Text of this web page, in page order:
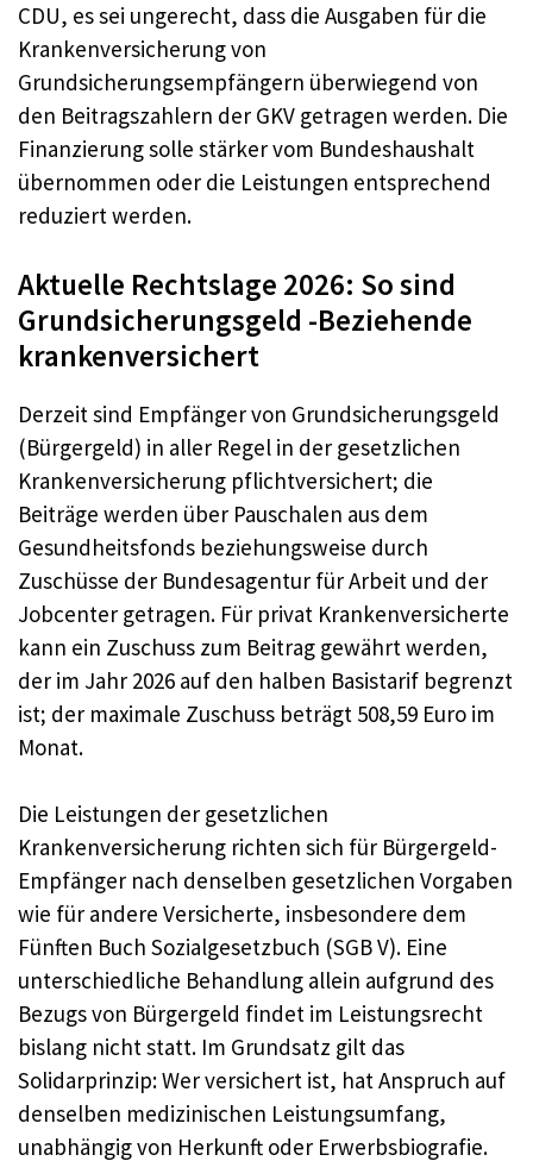
CDU, es sei ungerecht, dass die Ausgaben für die
Krankenversicherung von
Grundsicherungsempfängern überwiegend von
den Beitragszahlern der GKV getragen werden. Die
Finanzierung solle stärker vom Bundeshaushalt
übernommen oder die Leistungen entsprechend
reduziert werden.
Aktuelle Rechtslage 2026: So sind
Grundsicherungsgeld -Beziehende
krankenversichert
Derzeit sind Empfänger von Grundsicherungsgeld
(Bürgergeld) in aller Regel in der gesetzlichen
Krankenversicherung pflichtversichert; die
Beiträge werden über Pauschalen aus dem
Gesundheitsfonds beziehungsweise durch
Zuschüsse der Bundesagentur für Arbeit und der
Jobcenter getragen. Für privat Krankenversicherte
kann ein Zuschuss zum Beitrag gewährt werden,
der im Jahr 2026 auf den halben Basistarif begrenzt
ist; der maximale Zuschuss beträgt 508,59 Euro im
Monat.
Die Leistungen der gesetzlichen
Krankenversicherung richten sich für Bürgergeld-
Empfänger nach denselben gesetzlichen Vorgaben
wie für andere Versicherte, insbesondere dem
Fünften Buch Sozialgesetzbuch (SGB V). Eine
unterschiedliche Behandlung allein aufgrund des
Bezugs von Bürgergeld findet im Leistungsrecht
bislang nicht statt. Im Grundsatz gilt das
Solidarprinzip: Wer versichert ist, hat Anspruch auf
denselben medizinischen Leistungsumfang,
unabhängig von Herkunft oder Erwerbsbiografie.